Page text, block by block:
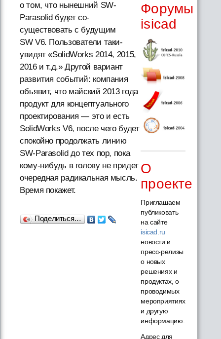
о том, что нынешний SW-
Parasolid будет со-
существовать с будущим
SW V6. Пользователи таки-
увидят «SolidWorks 2014, 2015,
2016 и т.д.» Другой вариант
развития событий: компания
объявит, что майский 2013 года
продукт для концептуального
проектирования — это и есть
SolidWorks V6, после чего будет
спокойно продолжать линию
SW-Parasolid до тех пор, пока
кому-нибудь в голову не придет
очередная радикальная мысль.
Время покажет.
Поделиться…
Форумы
isicad
О
проекте
Приглашаем
публиковать
на сайте
isicad.ru
новости и
пресс-релизы
о новых
решениях и
продуктах, о
проводимых
мероприятиях
и другую
информацию.
Адрес для